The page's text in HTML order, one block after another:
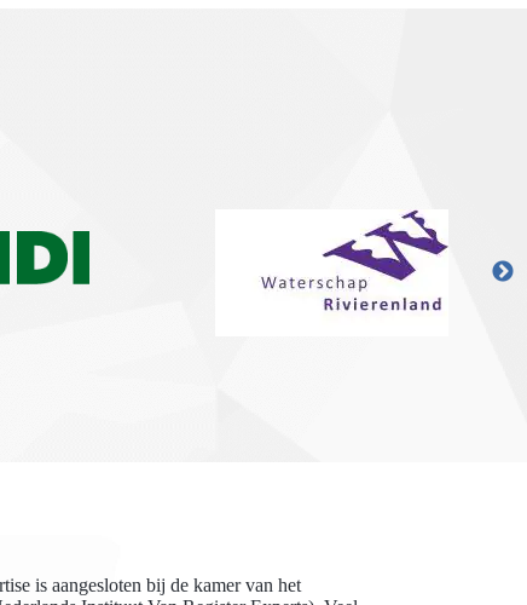
is aangesloten bij de kamer van het